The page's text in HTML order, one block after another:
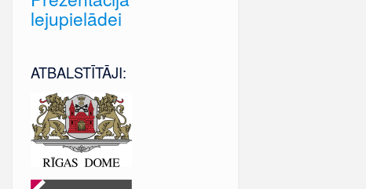
lejupielādei
ATBALSTĪTĀJI: